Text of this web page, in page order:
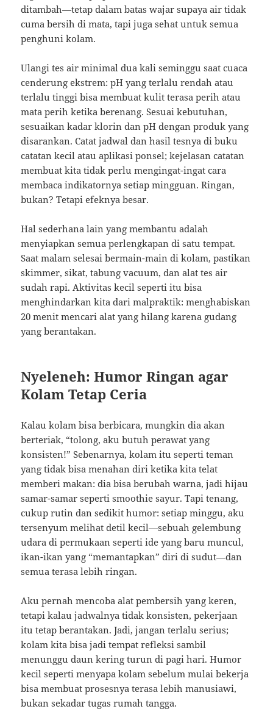
ditambah—tetap dalam batas wajar supaya air tidak
cuma bersih di mata, tapi juga sehat untuk semua
penghuni kolam.
Ulangi tes air minimal dua kali seminggu saat cuaca
cenderung ekstrem: pH yang terlalu rendah atau
terlalu tinggi bisa membuat kulit terasa perih atau
mata perih ketika berenang. Sesuai kebutuhan,
sesuaikan kadar klorin dan pH dengan produk yang
disarankan. Catat jadwal dan hasil tesnya di buku
catatan kecil atau aplikasi ponsel; kejelasan catatan
membuat kita tidak perlu mengingat-ingat cara
membaca indikatornya setiap mingguan. Ringan,
bukan? Tetapi efeknya besar.
Hal sederhana lain yang membantu adalah
menyiapkan semua perlengkapan di satu tempat.
Saat malam selesai bermain-main di kolam, pastikan
skimmer, sikat, tabung vacuum, dan alat tes air
sudah rapi. Aktivitas kecil seperti itu bisa
menghindarkan kita dari malpraktik: menghabiskan
20 menit mencari alat yang hilang karena gudang
yang berantakan.
Nyeleneh: Humor Ringan agar
Kolam Tetap Ceria
Kalau kolam bisa berbicara, mungkin dia akan
berteriak, “tolong, aku butuh perawat yang
konsisten!” Sebenarnya, kolam itu seperti teman
yang tidak bisa menahan diri ketika kita telat
memberi makan: dia bisa berubah warna, jadi hijau
samar-samar seperti smoothie sayur. Tapi tenang,
cukup rutin dan sedikit humor: setiap minggu, aku
tersenyum melihat detil kecil—sebuah gelembung
udara di permukaan seperti ide yang baru muncul,
ikan-ikan yang “memantapkan” diri di sudut—dan
semua terasa lebih ringan.
Aku pernah mencoba alat pembersih yang keren,
tetapi kalau jadwalnya tidak konsisten, pekerjaan
itu tetap berantakan. Jadi, jangan terlalu serius;
kolam kita bisa jadi tempat refleksi sambil
menunggu daun kering turun di pagi hari. Humor
kecil seperti menyapa kolam sebelum mulai bekerja
bisa membuat prosesnya terasa lebih manusiawi,
bukan sekadar tugas rumah tangga.